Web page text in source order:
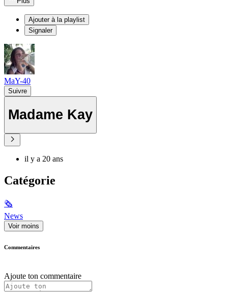
Ajouter à la playlist
Signaler
MaY-40
Suivre
Madame Kay
il y a 20 ans
Catégorie
🗞
News
Voir moins
Commentaires
Ajoute ton commentaire